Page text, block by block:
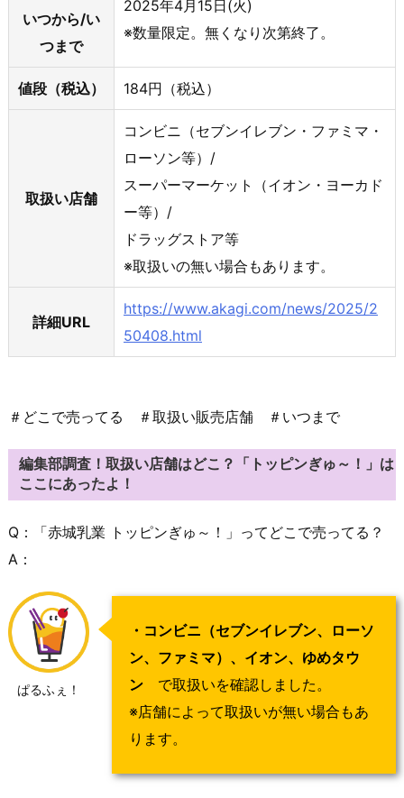
いつから/い
つまで
2025年4月15日(火)
※数量限定。無くなり次第終了。
値段（税込） 184円（税込）
取扱い店舗
コンビニ（セブンイレブン・ファミマ・
ローソン等）/
スーパーマーケット（イオン・ヨーカド
ー等）/
ドラッグストア等
※取扱いの無い場合もあります。
詳細URL
https://www.akagi.com/news/2025/2
50408.html
＃どこで売ってる ＃取扱い販売店舗 ＃いつまで
編集部調査！取扱い店舗はどこ？「トッピンぎゅ～！」は
ここにあったよ！
Q：「赤城乳業 トッピンぎゅ～！」ってどこで売ってる？
A：
ぱるふぇ！
・コンビニ（セブンイレブン、ローソ
ン、ファミマ）、イオン、ゆめタウ
ン で取扱いを確認しました。
※店舗によって取扱いが無い場合もあ
ります。